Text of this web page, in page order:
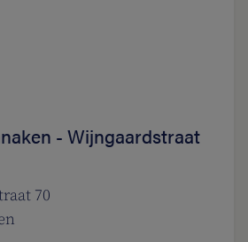
- Wijngaardstraat
70